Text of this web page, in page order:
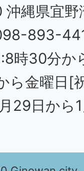
縄県宜野
893-
時30分か
ら金曜日[
29日から